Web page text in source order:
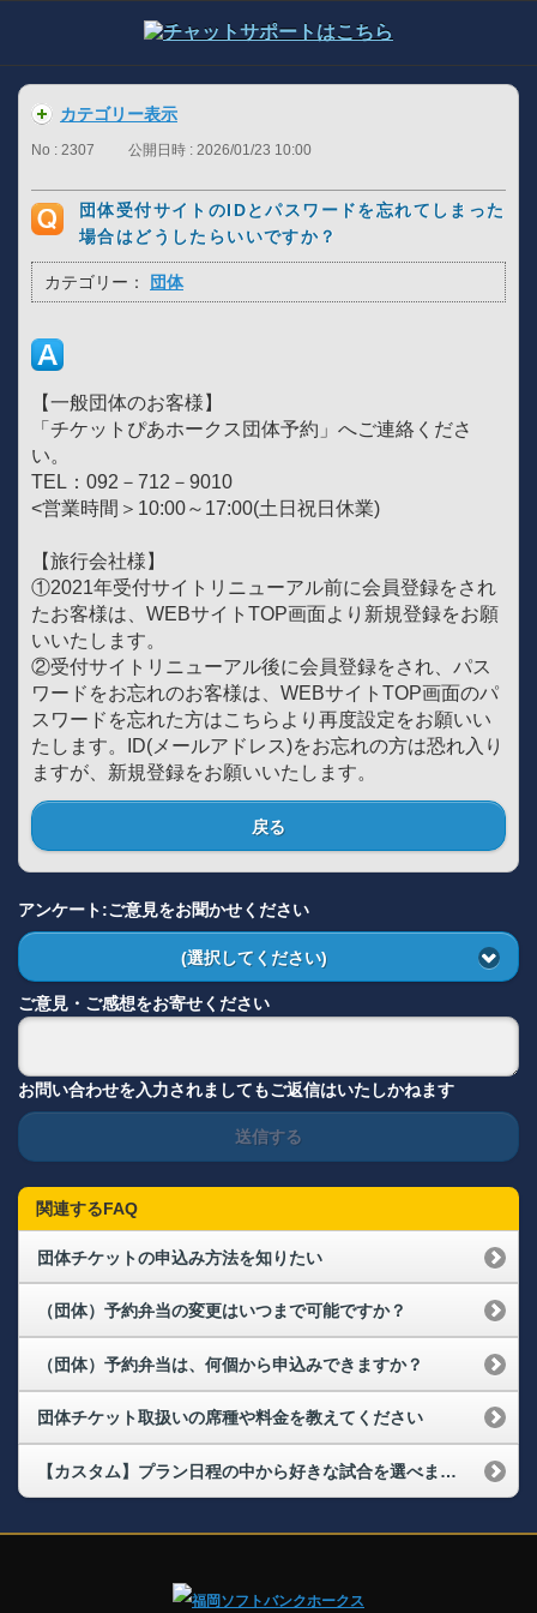
カテゴリー表示
No : 2307 公開日時 : 2026/01/23 10:00
団体受付サイトのIDとパスワードを忘れてしまった
場合はどうしたらいいですか？
カテゴリー： 団体
【一般団体のお客様】
「チケットぴあホークス団体予約」へご連絡くださ
い。
TEL：092－712－9010
<営業時間＞10:00～17:00(土日祝日休業)
【旅行会社様】
①2021年受付サイトリニューアル前に会員登録をされ
たお客様は、WEBサイトTOP画面より新規登録をお願
いいたします。
②受付サイトリニューアル後に会員登録をされ、パス
ワードをお忘れのお客様は、WEBサイトTOP画面のパ
スワードを忘れた方はこちらより再度設定をお願いい
たします。ID(メールアドレス)をお忘れの方は恐れ入り
ますが、新規登録をお願いいたします。
戻る
アンケート:ご意見をお聞かせください
(選択してください)
ご意見・ご感想をお寄せください
お問い合わせを入力されましてもご返信はいたしかねます
送信する
関連するFAQ
団体チケットの申込み方法を知りたい
（団体）予約弁当の変更はいつまで可能ですか？
（団体）予約弁当は、何個から申込みできますか？
団体チケット取扱いの席種や料金を教えてください
【カスタム】プラン日程の中から好きな試合を選べますか?